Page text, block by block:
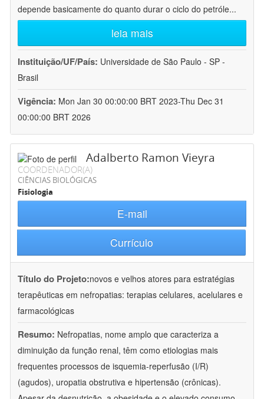
depende basicamente do quanto durar o ciclo do petróle...
leia mais
Instituição/UF/País: Universidade de São Paulo - SP -
Brasil
Vigência: Mon Jan 30 00:00:00 BRT 2023-Thu Dec 31
00:00:00 BRT 2026
Adalberto Ramon Vieyra
COORDENADOR(A)
CIÊNCIAS BIOLÓGICAS
Fisiologia
E-mail
Currículo
Título do Projeto:novos e velhos atores para estratégias
terapêuticas em nefropatias: terapias celulares, acelulares e
farmacológicas
Resumo: Nefropatias, nome amplo que caracteriza a
diminuição da função renal, têm como etiologias mais
frequentes processos de isquemia-reperfusão (I/R)
(agudos), uropatia obstrutiva e hipertensão (crônicas).